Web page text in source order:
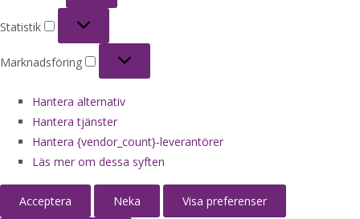
Statistik
Marknadsföring
Hantera alternativ
Hantera tjänster
Hantera {vendor_count}-leverantörer
Läs mer om dessa syften
Acceptera Neka Visa preferenser